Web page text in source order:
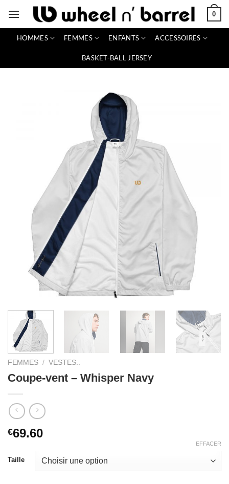
0
HOMMES FEMMES ENFANTS ACCESSOIRES
BASKET-BALL JERSEY
FEMMES / VESTES..
Coupe-vent – Whisper Navy
€69.60
Taille
EFFACER